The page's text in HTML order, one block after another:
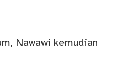
Nawawi kemudian